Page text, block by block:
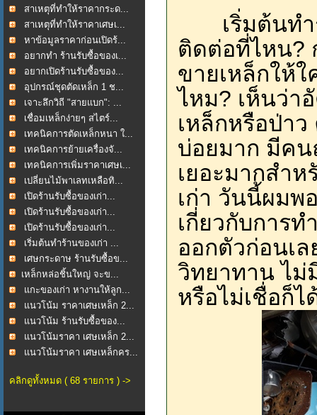
สาเหตุที่ทำให้ราคากระด...
สาเหตุที่ทำให้ราคาเศษเ...
หาข้อมูลราคาก่อนเปิดร้...
อยากทำ ร้านรับซื้อของเ...
อยากเปิดร้านรับซื้อของ...
อุปกรณ์ชุดตัดเหล็ก 1 ช...
เจาะลึกวิถี "สายแบก": ...
เชื่อมเหล็กง่ายๆ สไตร์...
เทคนิคการตัดเหล็กหนา ใ...
เทคนิคการย้ายเครื่องจั...
เทคนิคการเพิ่มราคาเศษเ...
เปลี่ยนไม้พาเลทเหลือทิ...
เปิดร้านรับซื้อของเก่า...
เปิดร้านรับซื้อของเก่า...
เปิดร้านรับซื้อของเก่า...
เริ่มต้นทำร้านของเก่า ...
เศษกระดาษ ร้านรับซื้อข...
​เหล็กหล่อชิ้นใหญ่ จะข...
แกะของเก่า หางานให้ลูก...
แนวโน้ม ราคาเศษเหล็ก 2...
แนวโน้ม ร้านรับซื้อของ...
แนวโน้มราคา เศษเหล็ก 2...
แนวโน้มราคา เศษเหล็กคร...
คลิกดูทั้งหมด ( 68 รายการ ) ->
เริ่มต้นทำร้
ติดต่อที่ไหน?
ขายเหล็กให้ใ
ไหม? เห็นว่า
เหล็กหรือป่า
บ่อยมาก มีค
เยอะมากสำ
เก่า วันนี้ผมพ
เกี่ยวกับการ
ออกตัวก่อนเ
วิทยาทาน ไม่
หรือไม่เชื่อก็